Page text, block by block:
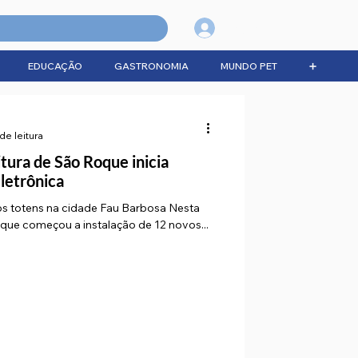
EDUCAÇÃO GASTRONOMIA MUNDO PET ➕
de São Roque inicia
totens na cidade Fau Barbosa Nesta
começou a instalação de 12 novos...
leitura